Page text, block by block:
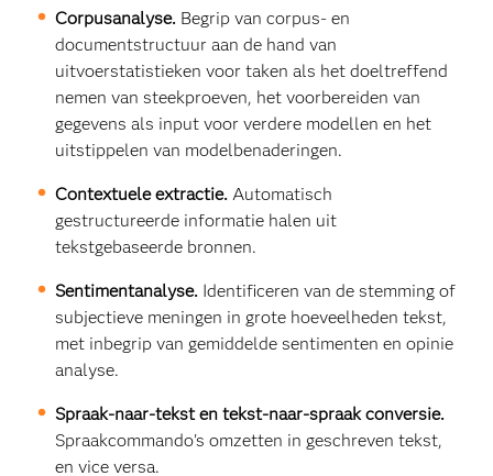
Corpusanalyse. Begrip van corpus- en
documentstructuur aan de hand van
uitvoerstatistieken voor taken als het doeltreffend
nemen van steekproeven, het voorbereiden van
gegevens als input voor verdere modellen en het
uitstippelen van modelbenaderingen.
Contextuele extractie. Automatisch
gestructureerde informatie halen uit
tekstgebaseerde bronnen.
Sentimentanalyse. Identificeren van de stemming of
subjectieve meningen in grote hoeveelheden tekst,
met inbegrip van gemiddelde sentimenten en opinie
analyse.
Spraak-naar-tekst en tekst-naar-spraak conversie.
Spraakcommando's omzetten in geschreven tekst,
en vice versa.